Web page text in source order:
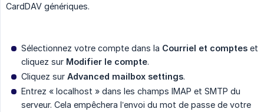
CardDAV génériques.
Sélectionnez votre compte dans la Courriel et comptes et
cliquez sur Modifier le compte.
Cliquez sur Advanced mailbox settings.
Entrez « localhost » dans les champs IMAP et SMTP du
serveur. Cela empêchera l’envoi du mot de passe de votre